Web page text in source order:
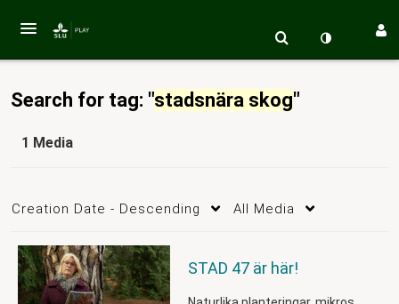
Search for tag: "stadsnära skog"
1 Media
Creation Date - Descending All Media
STAD 47 är här!